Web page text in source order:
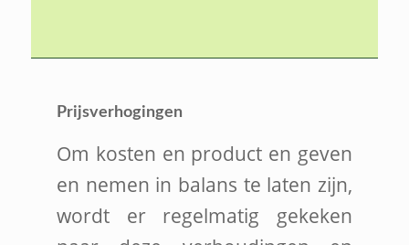
Prijsverhogingen
Om kosten en product en geven
en nemen in balans te laten zijn,
wordt er regelmatig gekeken